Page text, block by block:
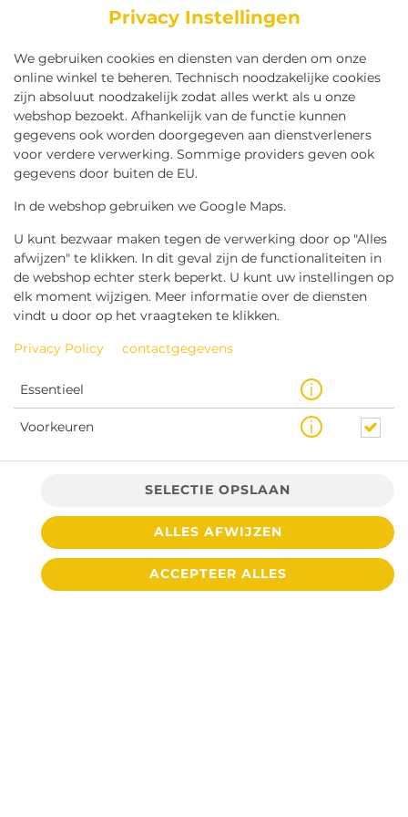
Privacy Instellingen
We gebruiken cookies en diensten van derden om onze
online winkel te beheren. Technisch noodzakelijke cookies
zijn absoluut noodzakelijk zodat alles werkt als u onze
webshop bezoekt. Afhankelijk van de functie kunnen
gegevens ook worden doorgegeven aan dienstverleners
voor verdere verwerking. Sommige providers geven ook
gegevens door buiten de EU.
In de webshop gebruiken we Google Maps.
U kunt bezwaar maken tegen de verwerking door op "Alles
afwijzen" te klikken. In dit geval zijn de functionaliteiten in
de webshop echter sterk beperkt. U kunt uw instellingen op
elk moment wijzigen. Meer informatie over de diensten
vindt u door op het vraagteken te klikken.
Privacy Policy contactgegevens
Essentieel
Voorkeuren
SELECTIE OPSLAAN
ALLES AFWIJZEN
ACCEPTEER ALLES
KETCHUP
€ 4,40 *